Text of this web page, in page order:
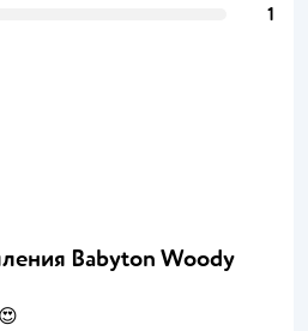
1
Babyton Woody